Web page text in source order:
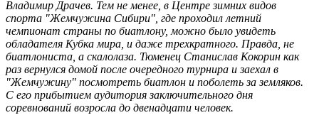
Владимир Драчев. Тем не менее, в Центре зимних видов
спорта "Жемчужина Сибири", где проходил летний
чемпионат страны по биатлону, можно было увидеть
обладателя Кубка мира, и даже трехкратного. Правда, не
биатлониста, а скалолаза. Тюменец Станислав Кокорин как
раз вернулся домой после очередного турнира и заехал в
"Жемчужину" посмотреть биатлон и поболеть за земляков.
С его прибытием аудитория заключительного дня
соревнований возросла до двенадцати человек.